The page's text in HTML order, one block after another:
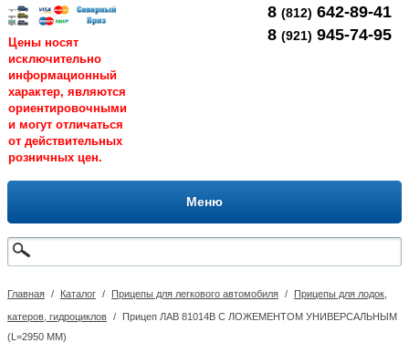
Цены носят
исключительно
информационный
характер, являются
ориентировочными
и могут отличаться
от действительных
розничных цен.
8 (812) 642-89-41
8 (921) 945-74-95
Меню
Главная / Каталог / Прицепы для легкового автомобиля / Прицепы для лодок,
катеров, гидроциклов /
Прицеп ЛАВ 81014В С ЛОЖЕМЕНТОМ УНИВЕРСАЛЬНЫМ
(L=2950 ММ)